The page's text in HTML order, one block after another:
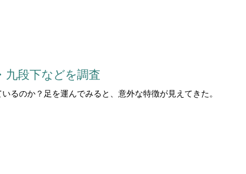
九段下などを調査
るのか？足を運んでみると、意外な特徴が見えてきた。